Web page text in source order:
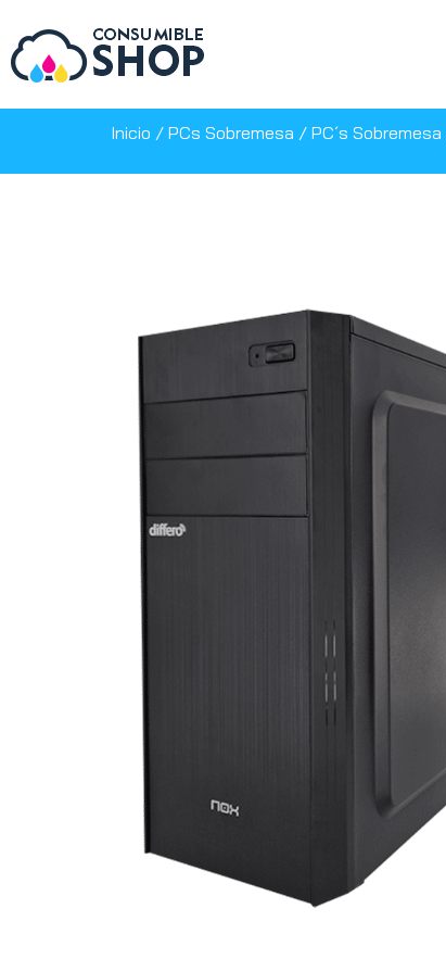
Inicio / PCs Sobremesa / PC´s Sobremesa